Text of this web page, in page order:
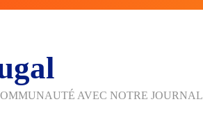
AVEC NOTRE JOURNAL